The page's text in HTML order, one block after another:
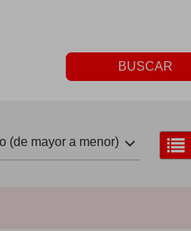
BUSCAR
(de mayor a menor)